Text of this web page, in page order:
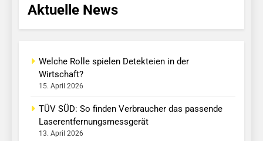
Aktuelle News
Welche Rolle spielen Detekteien in der
Wirtschaft?
15. April 2026
TÜV SÜD: So finden Verbraucher das passende
Laserentfernungsmessgerät
13. April 2026